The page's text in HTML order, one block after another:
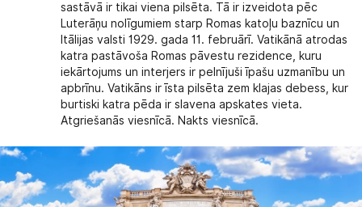
sastāvā ir tikai viena pilsēta. Tā ir izveidota pēc
Luterāņu nolīgumiem starp Romas katoļu baznīcu un
Itālijas valsti 1929. gada 11. februārī. Vatikānā atrodas
katra pastāvoša Romas pāvestu rezidence, kuru
iekārtojums un interjers ir pelnījuši īpašu uzmanību un
apbrīnu. Vatikāns ir īsta pilsēta zem klajas debess, kur
burtiski katra pēda ir slavena apskates vieta.
Atgriešanās viesnīcā. Nakts viesnīcā.